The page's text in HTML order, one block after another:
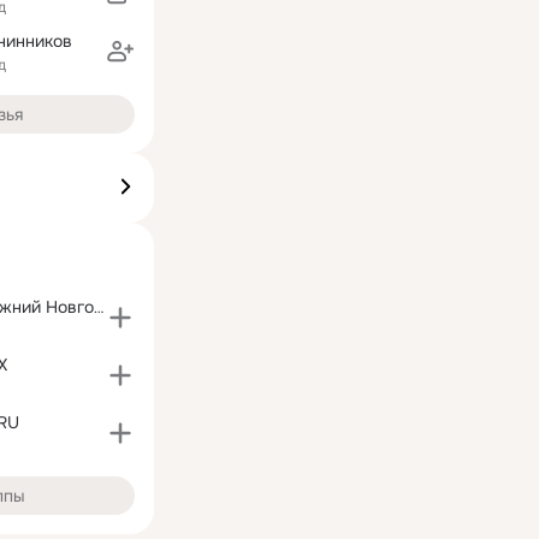
Школа № 9 Нижний Новгород, Сормовский район